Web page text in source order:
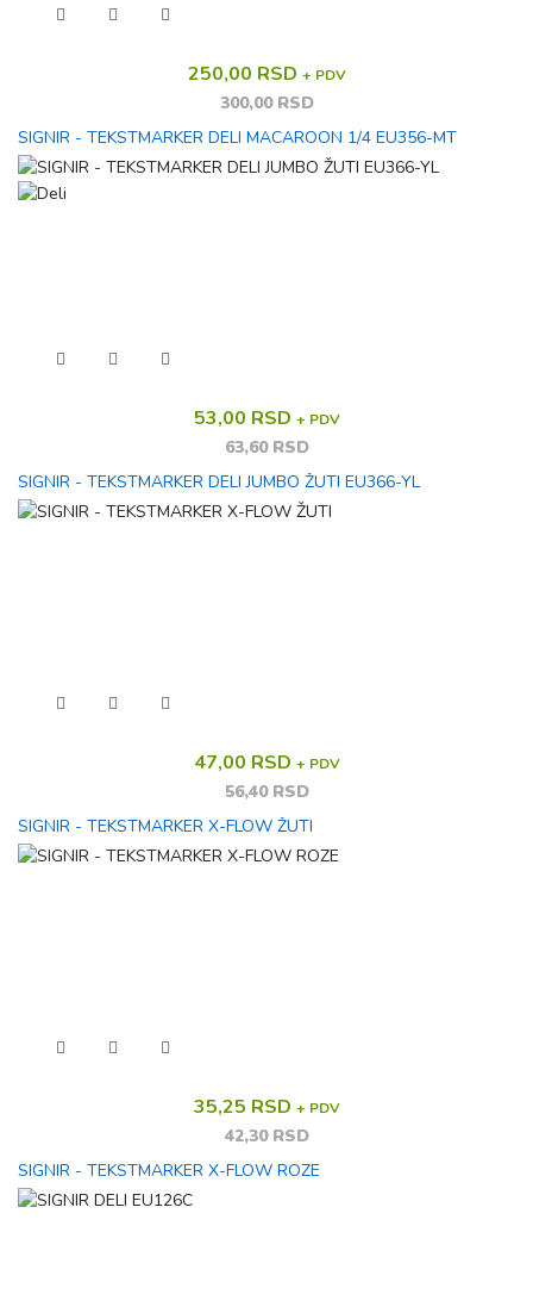
250,00 RSD + PDV
300,00 RSD
SIGNIR - TEKSTMARKER DELI MACAROON 1/4 EU356-MT
53,00 RSD + PDV
63,60 RSD
SIGNIR - TEKSTMARKER DELI JUMBO ŽUTI EU366-YL
47,00 RSD + PDV
56,40 RSD
SIGNIR - TEKSTMARKER X-FLOW ŽUTI
35,25 RSD + PDV
42,30 RSD
SIGNIR - TEKSTMARKER X-FLOW ROZE